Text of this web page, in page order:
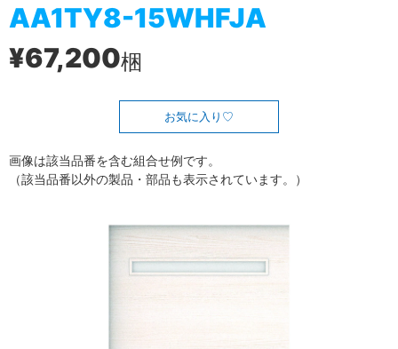
AA1TY8-15WHFJA
¥67,200梱
お気に入り
画像は該当品番を含む組合せ例です。
（該当品番以外の製品・部品も表示されています。）